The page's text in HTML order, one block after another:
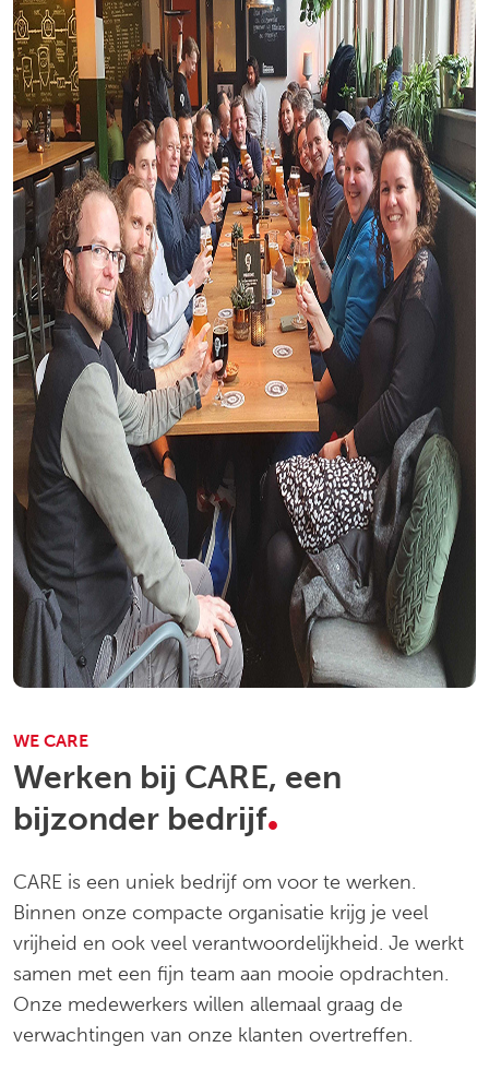
WE CARE
Werken bij CARE, een
bijzonder bedrijf.
CARE is een uniek bedrijf om voor te werken.
Binnen onze compacte organisatie krijg je veel
vrijheid en ook veel verantwoordelijkheid. Je werkt
samen met een fijn team aan mooie opdrachten.
Onze medewerkers willen allemaal graag de
verwachtingen van onze klanten overtreffen.